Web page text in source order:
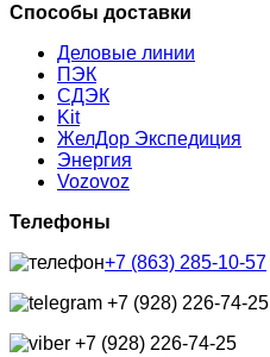
Способы доставки
Деловые линии
ПЭК
СДЭК
Kit
ЖелДор Экспедиция
Энергия
Vozovoz
Телефоны
+7 (863) 285-10-57
+7 (928) 226-74-25
+7 (928) 226-74-25